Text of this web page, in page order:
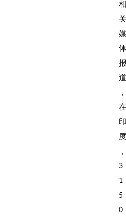
相
关
媒
体
报
道
，
在
印
度
，
3
1
5
0